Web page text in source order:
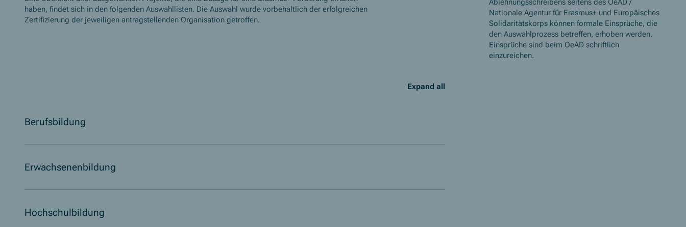
haben, findet sich in den folgenden Auswahllisten. Die Auswahl wurde vorbehaltlich der erfolgreichen
Zertifizierung der jeweiligen antragstellenden Organisation getroffen.
Expand all
Berufsbildung
Erwachsenenbildung
Hochschulbildung
Ablehnungsschreibens seitens des OeAD /
Nationale Agentur für Erasmus+ und Europäisches
Solidaritätskorps können formale Einsprüche, die
den Auswahlprozess betreffen, erhoben werden.
Einsprüche sind beim OeAD schriftlich
einzureichen.